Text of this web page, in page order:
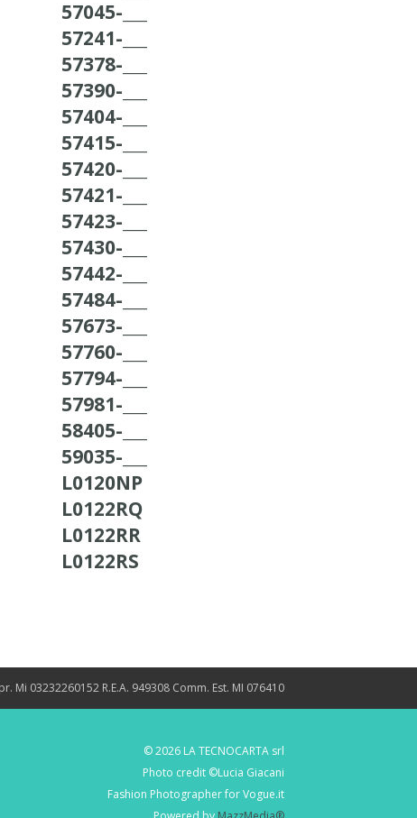
57045-___
57241-___
57378-___
57390-___
57404-___
57415-___
57420-___
57421-___
57423-___
57430-___
57442-___
57484-___
57673-___
57760-___
57794-___
57981-___
58405-___
59035-___
L0120NP
L0122RQ
L0122RR
L0122RS
Mi 03232260152 R.E.A. 949308 Comm. Est. MI 076410
© 2026 LA TECNOCARTA srl
Photo credit ©Lucia Giacani
Fashion Photographer for Vogue.it